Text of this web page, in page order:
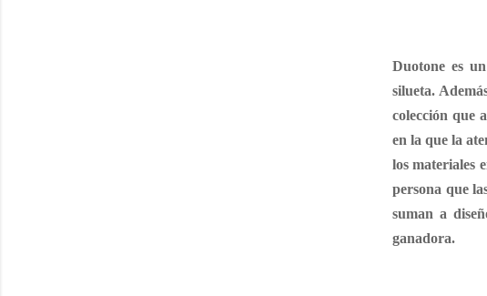
Duotone es
silueta.
colección que
en la que la
los materiales
persona que
suman a
ganadora.